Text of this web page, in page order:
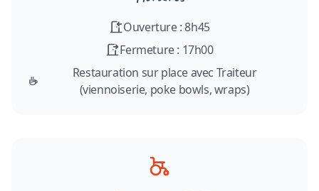
Ouverture : 8h45
Fermeture : 17h00
Restauration sur place avec Traiteur
(viennoiserie, poke bowls, wraps)